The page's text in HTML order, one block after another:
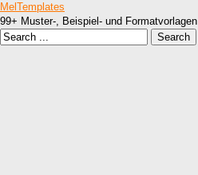
MelTemplates
99+ Muster-, Beispiel- und Formatvorlagen